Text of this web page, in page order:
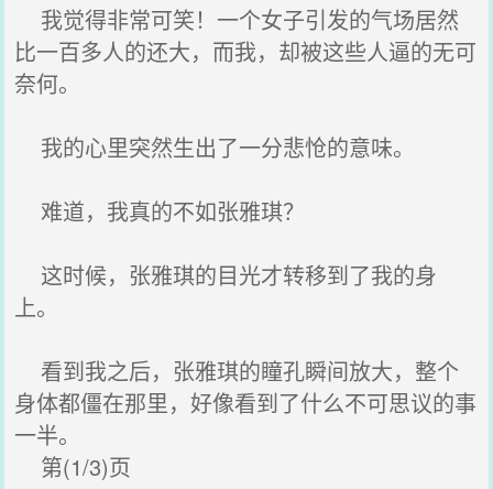
我觉得非常可笑！一个女子引发的气场居然
比一百多人的还大，而我，却被这些人逼的无可
奈何。
我的心里突然生出了一分悲怆的意味。
难道，我真的不如张雅琪？
这时候，张雅琪的目光才转移到了我的身
上。
看到我之后，张雅琪的瞳孔瞬间放大，整个
身体都僵在那里，好像看到了什么不可思议的事
一半。
第(1/3)页